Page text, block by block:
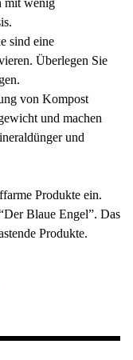
mit wenig
sind eine
Überlegen Sie
von Kompost
und machen
und
Produkte ein.
Blaue Engel”. Das
Produkte.